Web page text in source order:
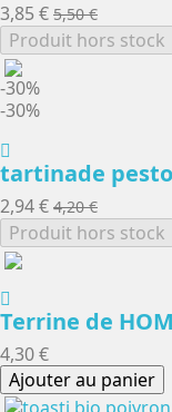
3,85 € 5,50 €
Produit hors stock
-30%
-30%
tartinade
2,94 € 4,20 €
Produit hors stock
Terrine de
4,30 €
Ajouter au panier